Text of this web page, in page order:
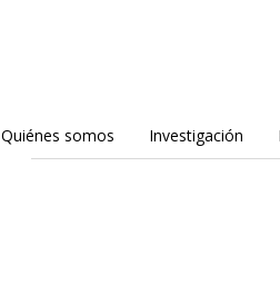
Quiénes somos Investigación